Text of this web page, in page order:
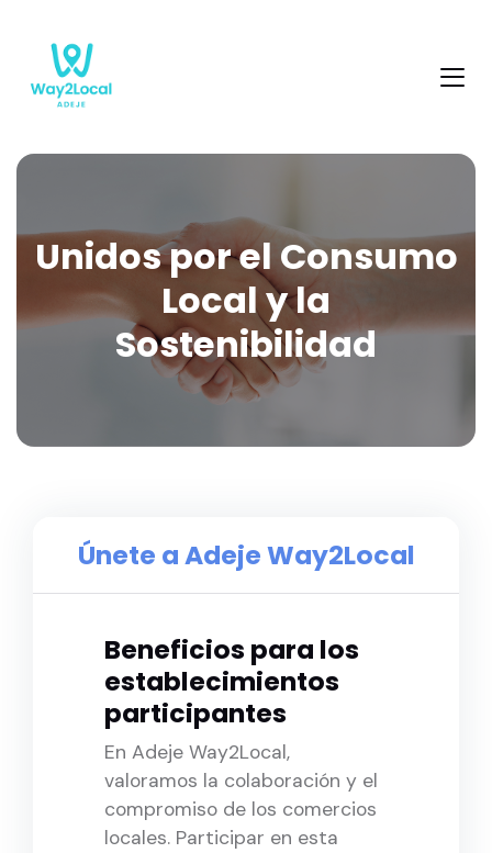
Unidos por el Consumo
Local y la
Sostenibilidad
Únete a Adeje Way2Local
Beneficios para los
establecimientos
participantes
En Adeje Way2Local,
valoramos la colaboración y el
compromiso de los comercios
locales. Participar en esta